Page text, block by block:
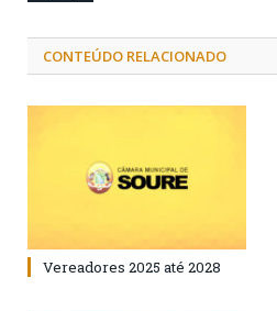
CONTEÚDO RELACIONADO
Vereadores 2025 até 2028